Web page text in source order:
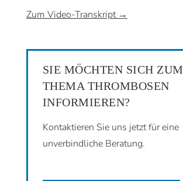
Zum Video-Transkript →
SIE MÖCHTEN SICH ZUM
THEMA THROMBOSEN
INFORMIEREN?
Kontaktieren Sie uns jetzt für eine
unverbindliche Beratung.